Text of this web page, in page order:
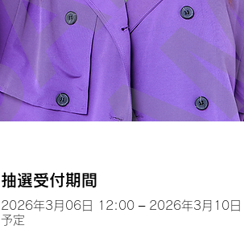
抽選受付期間
2026年3月06日 12:00 – 2026年3月10
予定